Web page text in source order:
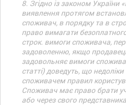
8. Згідно із законом України
виявлення протягом
споживач, в порядку та в
право вимагати
строк. вимоги споживача,
задоволенню, якщо
задовольняє вимоги
статті) доведуть, що
споживачем правил
Споживач має право брати
або через свого представника.